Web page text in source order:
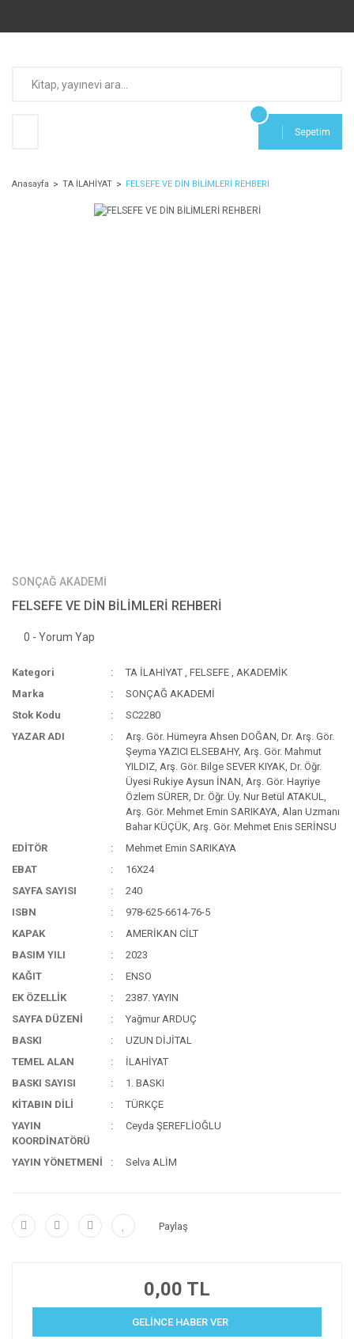
Sepetim
Anasayfa TA İLAHİYAT FELSEFE VE DİN BİLİMLERİ REHBERİ
SONÇAĞ AKADEMİ
FELSEFE VE DİN BİLİMLERİ REHBERİ
0 - Yorum Yap
Kategori TA İLAHİYAT ,FELSEFE ,AKADEMİK
Marka
SONÇAĞ AKADEMİ
Stok Kodu
SC2280
YAZAR ADI
Arş. Gör. Hümeyra Ahsen DOĞAN, Dr. Arş. Gör.
Şeyma YAZICI ELSEBAHY, Arş. Gör. Mahmut
YILDIZ, Arş. Gör. Bilge SEVER KIYAK, Dr. Öğr.
Üyesi Rukiye Aysun İNAN, Arş. Gör. Hayriye
Özlem SÜRER, Dr. Öğr. Üy. Nur Betül ATAKUL,
Arş. Gör. Mehmet Emin SARIKAYA, Alan Uzmanı
Bahar KÜÇÜK, Arş. Gör. Mehmet Enis SERİNSU
EDİTÖR
Mehmet Emin SARIKAYA
EBAT
16X24
SAYFA SAYISI
240
ISBN
978-625-6614-76-5
KAPAK
AMERİKAN CİLT
BASIM YILI
2023
KAĞIT
ENSO
EK ÖZELLİK
2387. YAYIN
SAYFA DÜZENİ
Yağmur ARDUÇ
BASKI
UZUN DİJİTAL
TEMEL ALAN
İLAHİYAT
BASKI SAYISI
1. BASKI
KİTABIN DİLİ
TÜRKÇE
YAYIN
KOORDİNATÖRÜ
Ceyda ŞEREFLİOĞLU
YAYIN YÖNETMENİ Selva ALİM
Paylaş
0,00 TL
GELİNCE HABER VER